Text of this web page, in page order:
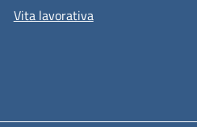
Vita lavorativa